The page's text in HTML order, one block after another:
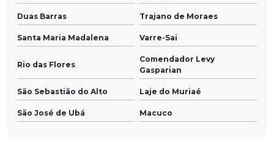
Duas Barras Trajano de Moraes
Santa Maria Madalena Varre-Sai
Rio das Flores
Comendador Levy
Gasparian
São Sebastião do Alto Laje do Muriaé
São José de Ubá Macuco